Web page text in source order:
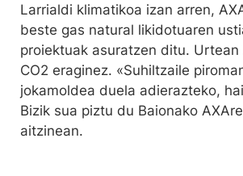
Larrialdi klimatikoa izan arren,
beste gas natural likidotuaren
proiektuak asuratzen ditu. Urtean
CO2 eraginez. «Suhiltzaile
jokamoldea duela adierazteko,
Bizik sua piztu du Baionako
aitzinean.